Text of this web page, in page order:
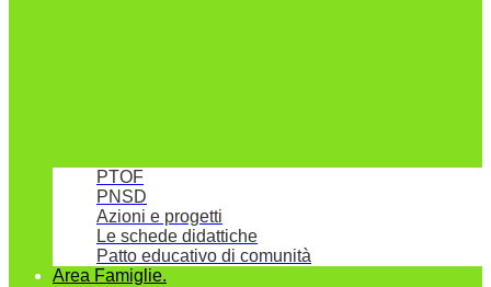
PTOF
PNSD
Azioni e progetti
Le schede didattiche
Patto educativo di comunità
Area Famiglie.